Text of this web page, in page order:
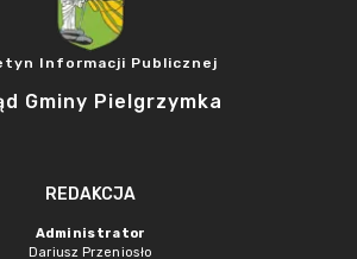
Informacji Publicznej
Gminy Pielgrzymka
REDAKCJA
Administrator
Dariusz Przeniosło